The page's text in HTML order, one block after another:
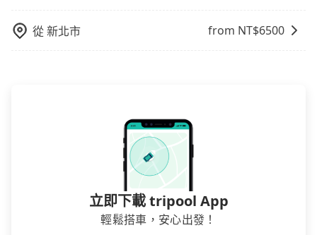
從新北市 from NT$6500
立即下載 tripool App
輕鬆搭車，安心出發！